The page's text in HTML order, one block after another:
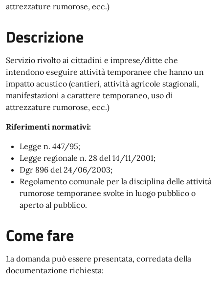
attrezzature rumorose, ecc.)
Descrizione
Servizio rivolto ai cittadini e imprese/ditte che
intendono eseguire attività temporanee che hanno un
impatto acustico (cantieri, attività agricole stagionali,
manifestazioni a carattere temporaneo, uso di
attrezzature rumorose, ecc.)
Riferimenti normativi:
Legge n. 447/95;
Legge regionale n. 28 del 14/11/2001;
Dgr 896 del 24/06/2003;
Regolamento comunale per la disciplina delle attività
rumorose temporanee svolte in luogo pubblico o
aperto al pubblico.
Come fare
La domanda può essere presentata, corredata della
documentazione richiesta: